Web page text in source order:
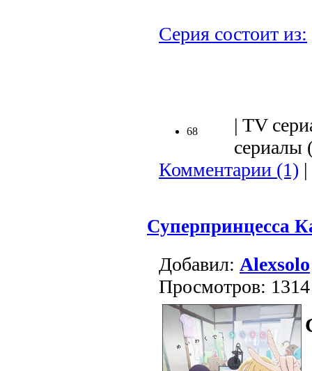
Серия состоит из:
68
| TV
сериалы
Комментарии (1) |
Суперпринцесса
Добавил: Alexsolo
Просмотров: 1314